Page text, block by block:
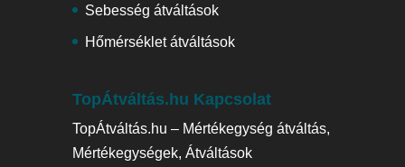
Sebesség átváltások
Hőmérséklet átváltások
TopÁtváltás.hu Kapcsolat
TopÁtváltás.hu – Mértékegység átváltás,
Mértékegységek, Átváltások